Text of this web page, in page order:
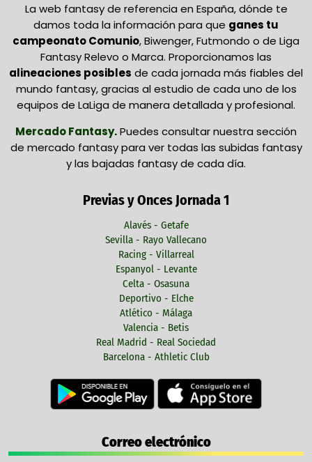
La web fantasy de referencia en España, dónde te
damos toda la información para que ganes tu
campeonato Comunio, Biwenger, Futmondo o de Liga
Fantasy Relevo o Marca. Proporcionamos las
alineaciones posibles de cada jornada más fiables del
mundo fantasy, gracias al estudio de cada uno de los
equipos de LaLiga de manera detallada y profesional.
Mercado Fantasy.Puedes consultar nuestra sección
de mercado fantasy para ver todas las subidas fantasy
y las bajadas fantasy de cada día.
Previas y Onces Jornada 1
Alavés - Getafe
Sevilla - Rayo Vallecano
Racing - Villarreal
Espanyol - Levante
Celta - Osasuna
Deportivo - Elche
Atlético - Málaga
Valencia - Betis
Real Madrid - Real Sociedad
Barcelona - Athletic Club
Correo electrónico